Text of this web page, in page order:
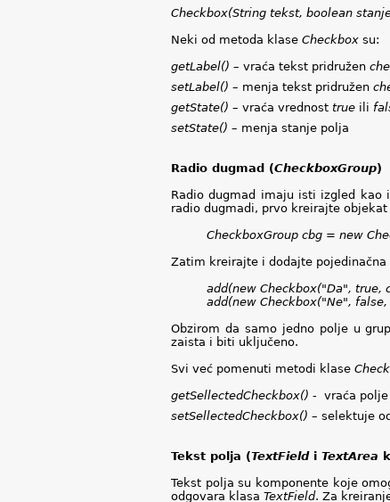
Checkbox(String tekst, boolean
Neki od metoda klase Checkbox su:
getLabel() – vraća tekst pridružen
setLabel() – menja tekst pridružen
getState() – vraća vrednost true ili
setState() – menja stanje polja
Radio dugmad (CheckboxGroup)
Radio dugmad imaju isti izgled kao
radio dugmadi, prvo kreirajte objekat
CheckboxGroup cbg = new
Zatim kreirajte i dodajte pojedinačna
add(new Checkbox("Da", true,
add(new Checkbox("Ne", false,
Obzirom da samo jedno polje u
zaista i biti uključeno.
Svi već pomenuti metodi klase
getSellectedCheckbox() - vraća
setSellectedCheckbox() – selektuje
Tekst polja (TextFieldi TextArea
Tekst polja su komponente koje
odgovara klasa TextField. Za